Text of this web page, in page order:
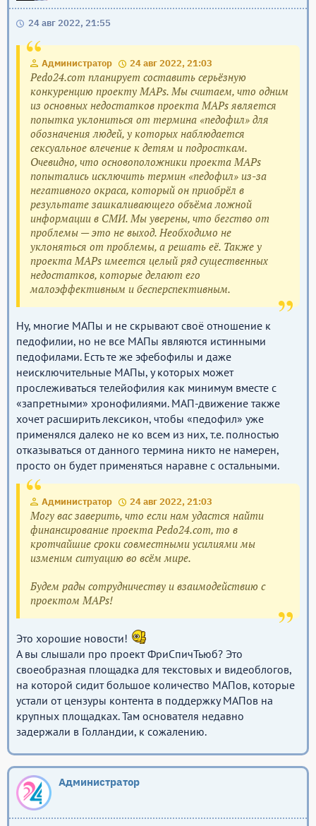
24 авг 2022, 21:55
Администратор 24 авг 2022, 21:03
Pedo24.com планирует составить серьёзную
конкуренцию проекту MAPs. Мы считаем, что одним
из основных недостатков проекта MAPs является
попытка уклониться от термина «педофил» для
обозначения людей, у которых наблюдается
сексуальное влечение к детям и подросткам.
Очевидно, что основоположники проекта MAPs
попытались исключить термин «педофил» из-за
негативного окраса, который он приобрёл в
результате зашкаливающего объёма ложной
информации в СМИ. Мы уверены, что бегство от
проблемы — это не выход. Необходимо не
уклоняться от проблемы, а решать её. Также у
проекта MAPs имеется целый ряд существенных
недостатков, которые делают его
малоэффективным и бесперспективным.
Ну, многие МАПы и не скрывают своё отношение к
педофилии, но не все МАПы являются истинными
педофилами. Есть те же эфебофилы и даже
неисключительные МАПы, у которых может
прослеживаться телейофилия как минимум вместе с
«запретными» хронофилиями. МАП-движение также
хочет расширить лексикон, чтобы «педофил» уже
применялся далеко не ко всем из них, т.е. полностью
отказываться от данного термина никто не намерен,
просто он будет применяться наравне с остальными.
Администратор 24 авг 2022, 21:03
Могу вас заверить, что если нам удастся найти
финансирование проекта Pedo24.com, то в
кротчайшие сроки совместными усилиями мы
изменим ситуацию во всём мире.
Будем рады сотрудничеству и взаимодействию с
проектом MAPs!
Это хорошие новости!
А вы слышали про проект ФриСпичТьюб? Это
своеобразная площадка для текстовых и видеоблогов,
на которой сидит большое количество МАПов, которые
устали от цензуры контента в поддержку МАПов на
крупных площадках. Там основателя недавно
задержали в Голландии, к сожалению.
Администратор